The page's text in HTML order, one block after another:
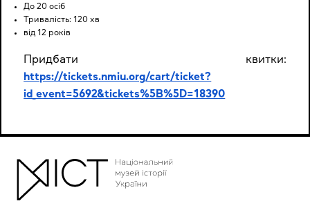
До 20 осіб
Тривалість: 120 хв
від 12 років
Придбати квитки:
https://tickets.nmiu.org/cart/ticket?
id_event=5692&tickets%5B%5D=18390